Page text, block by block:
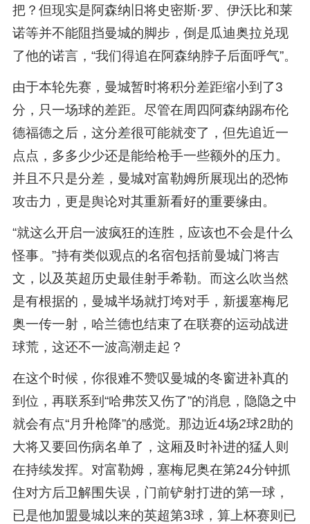
把？但现实是阿森纳旧将史密斯·罗、伊沃比和莱
诺等并不能阻挡曼城的脚步，倒是瓜迪奥拉兑现
了他的诺言，“我们得追在阿森纳脖子后面呼气”。
由于本轮先赛，曼城暂时将积分差距缩小到了3
分，只一场球的差距。尽管在周四阿森纳踢布伦
德福德之后，这分差很可能就变了，但先追近一
点点，多多少少还是能给枪手一些额外的压力。
并且不只是分差，曼城对富勒姆所展现出的恐怖
攻击力，更是舆论对其重新看好的重要缘由。
“就这么开启一波疯狂的连胜，应该也不会是什么
怪事。”持有类似观点的名宿包括前曼城门将吉
文，以及英超历史最佳射手希勒。而这么吹当然
是有根据的，曼城半场就打垮对手，新援塞梅尼
奥一传一射，哈兰德也结束了在联赛的运动战进
球荒，这还不一波高潮走起？
在这个时候，你很难不赞叹曼城的冬窗进补真的
到位，再联系到“哈弗茨又伤了”的消息，隐隐之中
就会有点“月升枪降”的感觉。那边近4场2球2助的
大将又要回伤病名单了，这厢及时补进的猛人则
在持续发挥。对富勒姆，塞梅尼奥在第24分钟抓
住对方后卫解围失误，门前铲射打进的第一球，
已是他加盟曼城以来的英超第3球，算上杯赛则已